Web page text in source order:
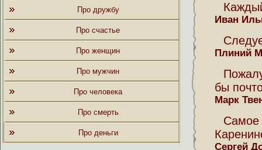
Про дружбу
Про счастье
Про женщин
Про мужчин
Про человека
Про смерть
Про деньги
Иван
Плиний
бы
Марк
Самое
Сергей